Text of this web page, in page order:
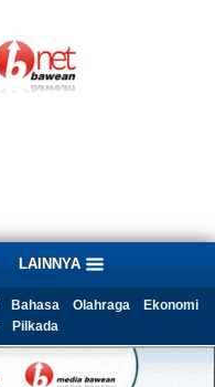
LAINNYA
Bahasa Olahraga
Ekonomi
Pilkada